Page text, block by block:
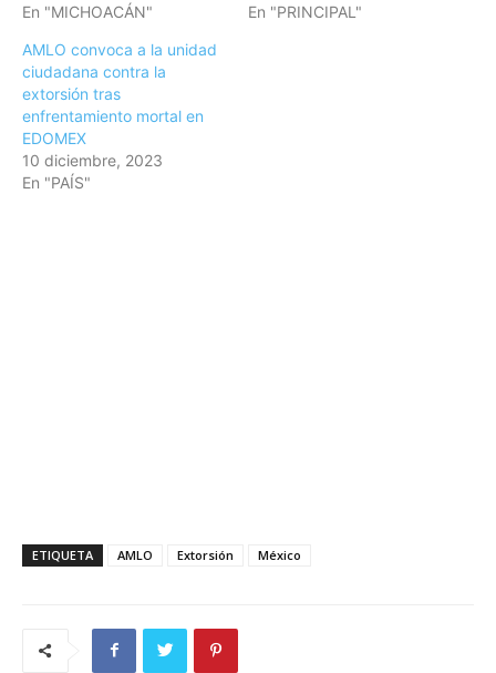
En "MICHOACÁN"
En "PRINCIPAL"
AMLO convoca a la unidad
ciudadana contra la
extorsión tras
enfrentamiento mortal en
EDOMEX
10 diciembre, 2023
En "PAÍS"
ETIQUETA AMLO Extorsión México